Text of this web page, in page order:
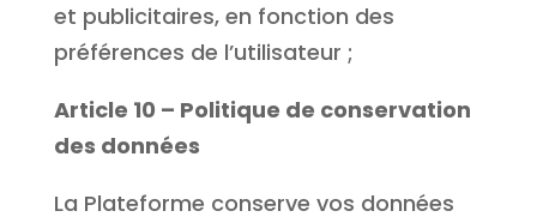
et publicitaires, en fonction des
préférences de l’utilisateur ;
Article 10 – Politique de conservation
des données
La Plateforme conserve vos données